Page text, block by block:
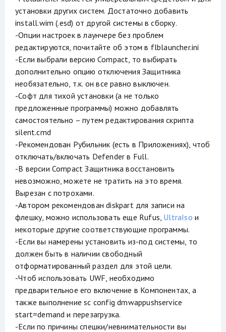
установки других систем. Достаточно добавить
install.wim (.esd) от другой системы в сборку.
-Опции настроек в лаунчере без проблем
редактируются, почитайте об этом в flblauncher.ini
-Если выбрали версию Compact, то выбирать
дополнительно опцию отключения Защитника
необязательно, т.к. он все равно выключен.
-Софт для тихой установки (а не только
предложенные программы) можно добавлять
самостоятельно – путем редактирования скрипта
silent.cmd
-Рекомендован Рубильник (есть в Приложениях), чтоб
отключать/включать Defender в Full.
-В версии Compact Защитника восстановить
невозможно, можете не тратить на это время.
Вырезан с потрохами.
-Автором рекомендован diskpart для записи на
флешку, можно использовать еще Rufus, UltraIso и
некоторые другие соответствующие программы.
-Если вы намерены установить из-под системы, то
должен быть в наличии свободный
отформатированный раздел для этой цели.
-Чтоб использовать UWF, необходимо
предварительное его включение в Компонентах, а
также выполнение sc config dmwappushservice
start=demand и перезагрузка.
-Если по причины спешки/невнимательности вы